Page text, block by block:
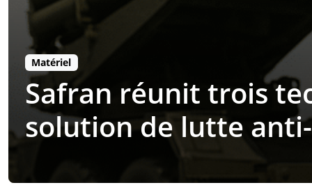
Matériel
Safran réunit trois
solution de lutte